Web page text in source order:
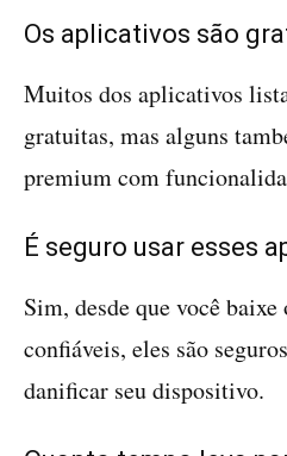
Os aplicativos são
Muitos dos aplicativos
gratuitas, mas alguns
premium com
É seguro usar esses
Sim, desde que você
confiáveis, eles são
danificar seu dispositivo.